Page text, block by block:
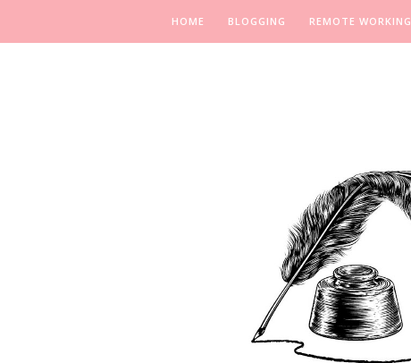
HOME BLOGGING REMOTE WORKING